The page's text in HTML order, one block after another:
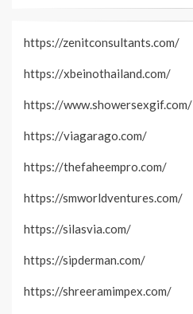
https://zenitconsultants.com/
https://xbeinothailand.com/
https://www.showersexgif.com/
https://viagarago.com/
https://thefaheempro.com/
https://smworldventures.com/
https://silasvia.com/
https://sipderman.com/
https://shreeramimpex.com/